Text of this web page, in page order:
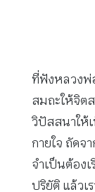
ที่ฟังหลวงพ่
สมถะให้จิต
วิปัสสนาให้
กายใจ ถัดจ
จำเป็นต้องเ
ปริยัติ แล้ว